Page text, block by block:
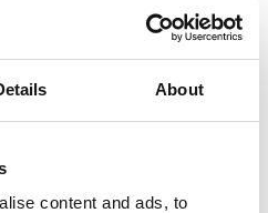
About
content and ads, to
skinne & clips